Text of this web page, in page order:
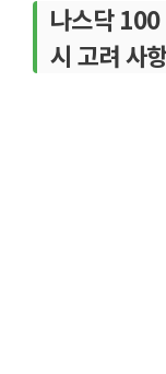
나스닥
시 고려 사